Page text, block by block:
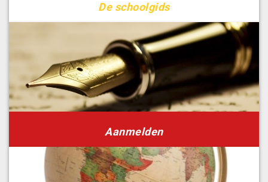
De schoolgids
Aanmelden